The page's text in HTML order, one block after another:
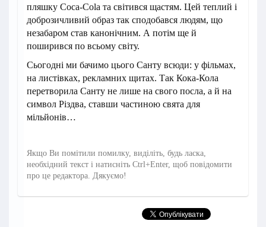
пляшку Coca-Cola та світився щастям. Цей теплий і
доброзичливий образ так сподобався людям, що
незабаром став канонічним. А потім ще й
поширився по всьому світу.
Сьогодні ми бачимо цього Санту всюди: у фільмах,
на листівках, рекламних щитах. Так Кока-Кола
перетворила Санту не лише на свого посла, а й на
символ Різдва, ставши частиною свята для
мільйонів…
Якщо Ви помітили помилку, виділіть, будь ласка,
необхідний текст і натисніть Ctrl+Enter, щоб повідомити
про це редактора. Дякуємо!